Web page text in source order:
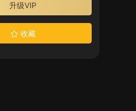
升级VIP
收藏